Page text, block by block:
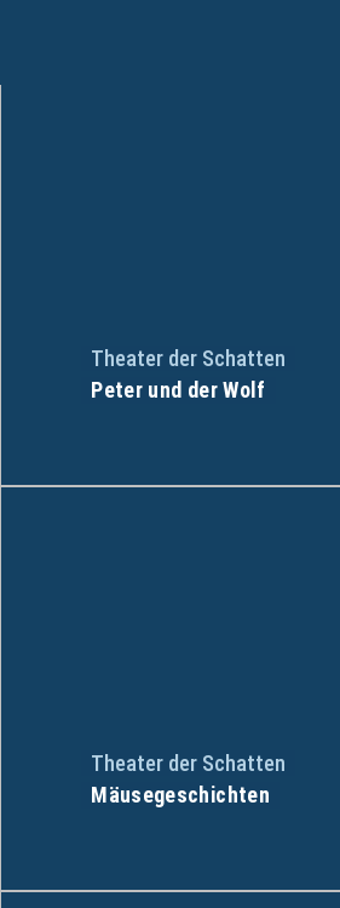
Theater der Schatten
Peter und der Wolf
Theater der Schatten
Mäusegeschichten